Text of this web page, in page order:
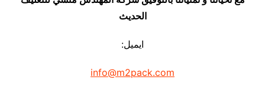
الحديث
ايميل:
info@m2pack.com